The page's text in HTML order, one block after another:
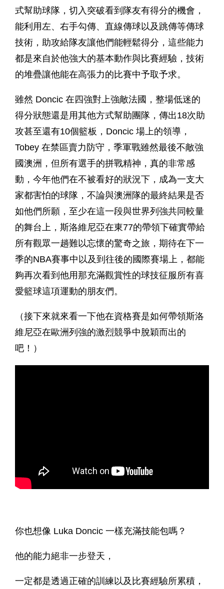
式幫助球隊，切入突破看到隊友有得分的機會，
能利用左、右手勾傳、直線傳球以及跳傳等傳球
技術，助攻給隊友讓他們能輕鬆得分，這些能力
都是來自於他強大的基本動作與比賽經驗，技術
的堆疊讓他能在高張力的比賽中予取予求。
雖然 Doncic 在四強對上強敵法國，整場低迷的
得分狀態還是用其他方式幫助團隊，傳出18次助
攻甚至還有10個籃板，Doncic 場上的領導，
Tobey 在禁區賣力防守，季軍戰雖然最後不敵強
國澳洲，但所有選手的拼戰精神，真的非常感
動，今年他們在不被看好的狀況下，成為一支大
家都害怕的球隊，不論與澳洲隊的最終結果是否
如他們所願，至少在這一段與世界列強共同較量
的舞台上，斯洛維尼亞在東77的帶領下確實帶給
所有觀眾一趟難以忘懷的驚奇之旅，期待在下一
季的NBA賽事中以及到往後的國際賽場上，都能
夠再次看到他用那充滿觀賞性的球技征服所有喜
愛籃球這項運動的朋友們。
（接下來就來看一下他在資格賽是如何帶領斯洛
維尼亞在歐洲列強的激烈競爭中脫穎而出的
吧！）
你也想像 Luka Doncic 一樣充滿技能包嗎？
他的能力絕非一步登天，
一定都是透過正確的訓練以及比賽經驗所累積，